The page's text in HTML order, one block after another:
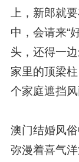
上，新郎就
中，会请来“
头，还得一
家里的顶梁
个家庭遮挡风
澳门结婚风
弥漫着喜气